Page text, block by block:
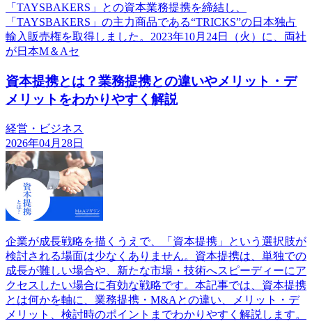
「TAYSBAKERS」との資本業務提携を締結し、
「TAYSBAKERS」の主力商品である“TRICKS”の日本独占
輸入販売権を取得しました。2023年10月24日（火）に、両社
が日本M＆Aセ
資本提携とは？業務提携との違いやメリット・デ
メリットをわかりやすく解説
経営・ビジネス
2026年04月28日
企業が成長戦略を描くうえで、「資本提携」という選択肢が
検討される場面は少なくありません。資本提携は、単独での
成長が難しい場合や、新たな市場・技術へスピーディーにア
クセスしたい場合に有効な戦略です。本記事では、資本提携
とは何かを軸に、業務提携・M&Aとの違い、メリット・デ
メリット、検討時のポイントまでわかりやすく解説します。